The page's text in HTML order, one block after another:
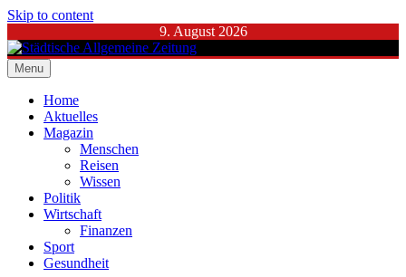
Skip to content
9. August 2026
Städtische Allgemeine Zeitung
Menu
Home
Aktuelles
Magazin
Menschen
Reisen
Wissen
Politik
Wirtschaft
Finanzen
Sport
Gesundheit